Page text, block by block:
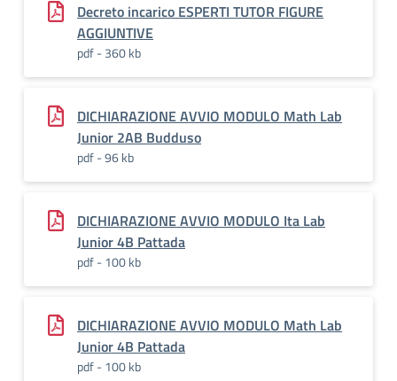
Decreto incarico ESPERTI TUTOR FIGURE
AGGIUNTIVE
pdf - 360 kb
DICHIARAZIONE AVVIO MODULO Math Lab
Junior 2AB Budduso
pdf - 96 kb
DICHIARAZIONE AVVIO MODULO Ita Lab
Junior 4B Pattada
pdf - 100 kb
DICHIARAZIONE AVVIO MODULO Math Lab
Junior 4B Pattada
pdf - 100 kb